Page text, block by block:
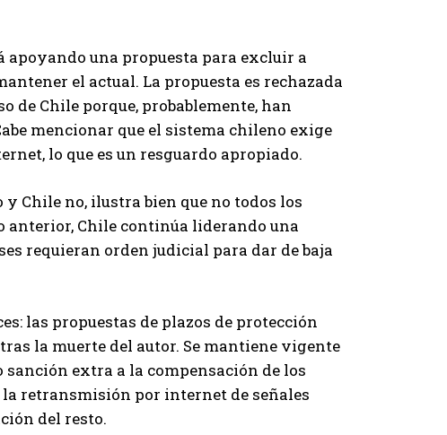
apoyando una propuesta para excluir a
el actual. La propuesta es rechazada
de Chile porque, probablemente, han
mencionar que el sistema chileno exige
lo que es un resguardo apropiado.
Chile no, ilustra bien que no todos los
anterior, Chile continúa liderando una
requieran orden judicial para dar de baja
las propuestas de plazos de protección
la muerte del autor. Se mantiene vigente
sanción extra a la compensación de los
retransmisión por internet de señales
del resto.